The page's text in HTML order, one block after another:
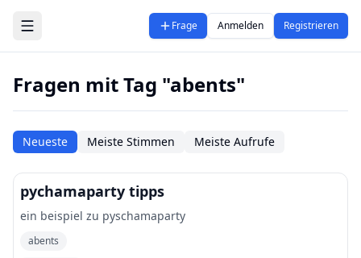
Zum Hauptinhalt springen
Frage Anmelden Registrieren
Fragen mit Tag "abents"
Neueste Meiste Stimmen Meiste Aufrufe
pychamaparty tipps
ein beispiel zu pyschamaparty
abents